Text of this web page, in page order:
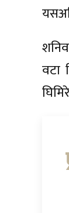
वटा